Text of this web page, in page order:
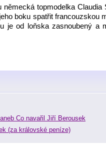
topmodelka Claudia
boku spatřit francouzskou
je od loňska zasnoubený a
Co navařil Jiří Berousek
(za královské peníze)